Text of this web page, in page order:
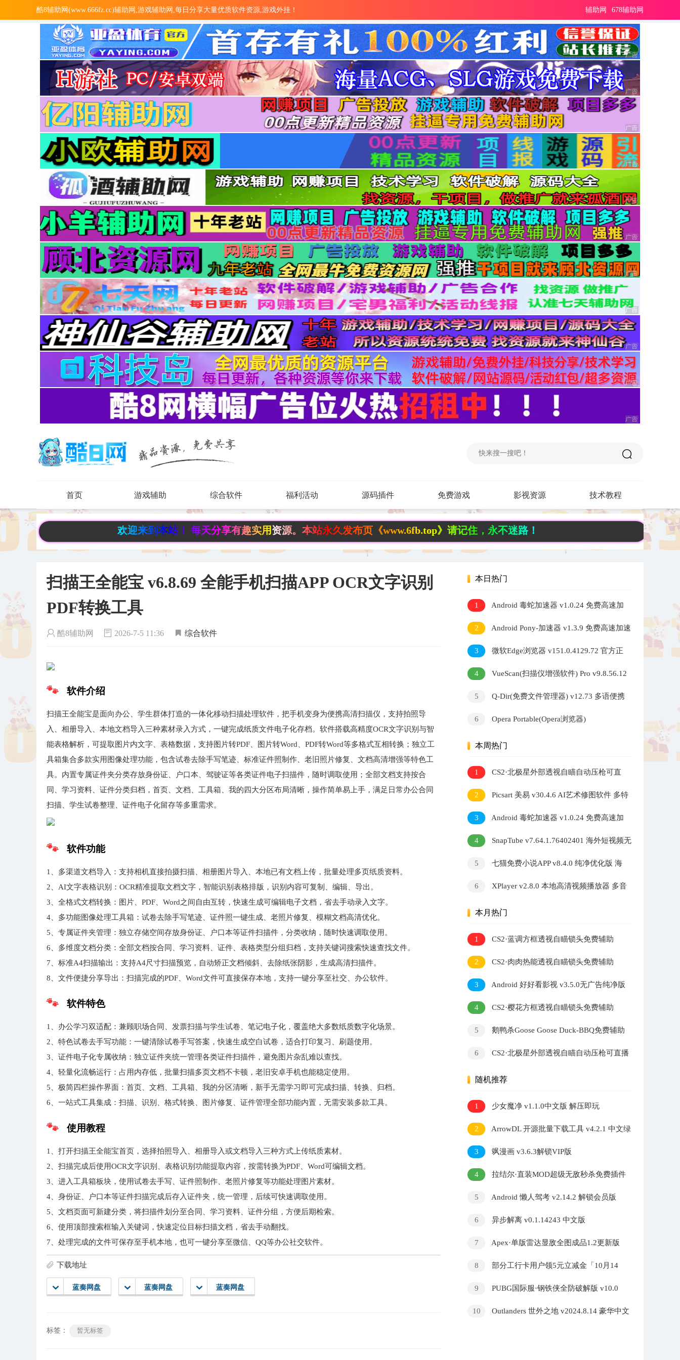
酷8辅助网(www.666fz.cc)辅助网,游戏辅助网,每日分享大量优质软件资源,游戏外挂！ 678辅助网
辅助网
首页 游戏辅助 综合软件 福利活动 源码插件 免费游戏 影视资源 技术教程
欢迎来到本站！ 每天分享有趣实用资源。本站永久发布页《www.6fb.top》请记住，永不迷路！
扫描王全能宝 v6.8.69 全能手机扫描APP OCR文字识别
PDF转换工具
酷8辅助网 2026-7-5 11:36 综合软件
软件介绍
扫描王全能宝是面向办公、学生群体打造的一体化移动扫描处理软件，把手机变身为便携高清扫描仪，支持拍照导
入、相册导入、本地文档导入三种素材录入方式，一键完成纸质文件电子化存档。软件搭载高精度OCR文字识别与智
能表格解析，可提取图片内文字、表格数据，支持图片转PDF、图片转Word、PDF转Word等多格式互相转换；独立工
具箱集合多款实用图像处理功能，包含试卷去除手写笔迹、标准证件照制作、老旧照片修复、文档高清增强等特色工
具。内置专属证件夹分类存放身份证、户口本、驾驶证等各类证件电子扫描件，随时调取使用；全部文档支持按合
同、学习资料、证件分类归档，首页、文档、工具箱、我的四大分区布局清晰，操作简单易上手，满足日常办公合同
扫描、学生试卷整理、证件电子化留存等多重需求。
软件功能
1、多渠道文档导入：支持相机直接拍摄扫描、相册图片导入、本地已有文档上传，批量处理多页纸质资料。
2、AI文字表格识别：OCR精准提取文档文字，智能识别表格排版，识别内容可复制、编辑、导出。
3、全格式文档转换：图片、PDF、Word之间自由互转，快速生成可编辑电子文档，省去手动录入文字。
4、多功能图像处理工具箱：试卷去除手写笔迹、证件照一键生成、老照片修复、模糊文档高清优化。
5、专属证件夹管理：独立存储空间存放身份证、户口本等证件扫描件，分类收纳，随时快速调取使用。
6、多维度文档分类：全部文档按合同、学习资料、证件、表格类型分组归档，支持关键词搜索快速查找文件。
7、标准A4扫描输出：支持A4尺寸扫描预览，自动矫正文档倾斜、去除纸张阴影，生成高清扫描件。
8、文件便捷分享导出：扫描完成的PDF、Word文件可直接保存本地，支持一键分享至社交、办公软件。
软件特色
1、办公学习双适配：兼顾职场合同、发票扫描与学生试卷、笔记电子化，覆盖绝大多数纸质数字化场景。
2、特色试卷去手写功能：一键清除试卷手写答案，快速生成空白试卷，适合打印复习、刷题使用。
3、证件电子化专属收纳：独立证件夹统一管理各类证件扫描件，避免图片杂乱难以查找。
4、轻量化流畅运行：占用内存低，批量扫描多页文档不卡顿，老旧安卓手机也能稳定使用。
5、极简四栏操作界面：首页、文档、工具箱、我的分区清晰，新手无需学习即可完成扫描、转换、归档。
6、一站式工具集成：扫描、识别、格式转换、图片修复、证件管理全部功能内置，无需安装多款工具。
使用教程
1、打开扫描王全能宝首页，选择拍照导入、相册导入或文档导入三种方式上传纸质素材。
2、扫描完成后使用OCR文字识别、表格识别功能提取内容，按需转换为PDF、Word可编辑文档。
3、进入工具箱板块，使用试卷去手写、证件照制作、老照片修复等功能处理图片素材。
4、身份证、户口本等证件扫描完成后存入证件夹，统一管理，后续可快速调取使用。
5、文档页面可新建分类，将扫描件划分至合同、学习资料、证件分组，方便后期检索。
6、使用顶部搜索框输入关键词，快速定位目标扫描文档，省去手动翻找。
7、处理完成的文件可保存至手机本地，也可一键分享至微信、QQ等办公社交软件。
下载地址
蓝奏网盘 蓝奏网盘 蓝奏网盘
标签： 暂无标签
本日热门
1
Android 毒蛇加速器 v1.0.24 免费高速加
速器
2
Android Pony-加速器 v1.3.9 免费高速加速
器
3
微软Edge浏览器 v151.0.4129.72 官方正
式版
4
VueScan(扫描仪增强软件) Pro v9.8.56.12
5
Q-Dir(免费文件管理器) v12.73 多语便携
6
Opera Portable(Opera浏览器)
本周热门
1
CS2·北极星外部透视自瞄自动压枪可直
播 v2.7.3
2
Picsart 美易 v30.4.6 AI艺术修图软件 多特
效照片编辑工具
3
Android 毒蛇加速器 v1.0.24 免费高速加
速器
4
SnapTube v7.64.1.76402401 海外短视频无
5
七猫免费小说APP v8.4.0 纯净优化版 海
6
XPlayer v2.8.0 本地高清视频播放器 多音
本月热门
1 CS2·蓝调方框透视自瞄锁头免费辅助
2 CS2·肉肉热能透视自瞄锁头免费辅助
3 Android 好好看影视 v3.5.0无广告纯净版
4 CS2·樱花方框透视自瞄锁头免费辅助
5
鹅鸭杀Goose Goose Duck-BBQ免费辅助
6
CS2·北极星外部透视自瞄自动压枪可直播
随机推荐
1 少女魔净 v1.1.0中文版 解压即玩
2
ArrowDL 开源批量下载工具 v4.2.1 中文绿
色版
3
飒漫画 v3.6.3解锁VIP版
4
拉结尔·直装MOD超级无敌秒杀免费插件
5
Android 懒人驾考 v2.14.2 解锁会员版
6 异步解离 v0.1.14243 中文版
7 Apex·单版雷达显敌全图成品1.2更新版
8
部分工行卡用户领5元立减金「10月14
9
PUBG国际服·钢铁侠全防破解版 v10.0
10
Outlanders 世外之地 v2024.8.14 豪华中文